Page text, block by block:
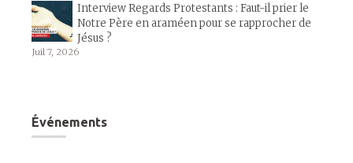
Interview Regards Protestants : Faut-il prier le
Notre Père en araméen pour se rapprocher de
Jésus ?
Juil 7, 2026
Événements